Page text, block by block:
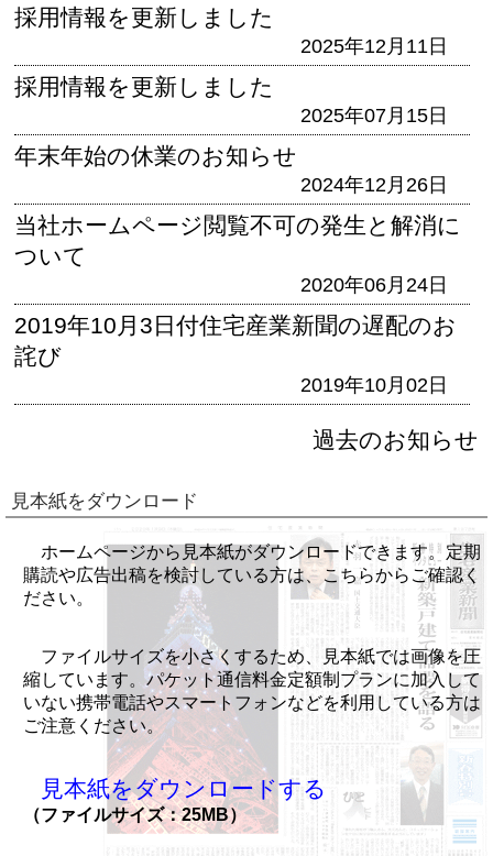
採用情報を更新しました
2025年12月11日
採用情報を更新しました
2025年07月15日
年末年始の休業のお知らせ
2024年12月26日
当社ホームページ閲覧不可の発生と解消に
ついて
2020年06月24日
2019年10月3日付住宅産業新聞の遅配のお
詫び
2019年10月02日
過去のお知らせ
見本紙をダウンロード
ホームページから見本紙がダウンロードできます。定期
購読や広告出稿を検討している方は、こちらからご確認く
ださい。
ファイルサイズを小さくするため、見本紙では画像を圧
縮しています。パケット通信料金定額制プランに加入して
いない携帯電話やスマートフォンなどを利用している方は
ご注意ください。
見本紙をダウンロードする
（ファイルサイズ：25MB）